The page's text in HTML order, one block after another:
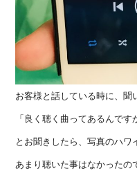
お客様と話している時に、聞
「良く聴く曲ってあるんです
とお聞きしたら、写真のハワ
あまり聴いた事はなかったの